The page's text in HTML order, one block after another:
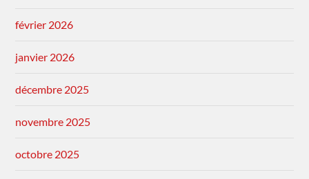
février 2026
janvier 2026
décembre 2025
novembre 2025
octobre 2025